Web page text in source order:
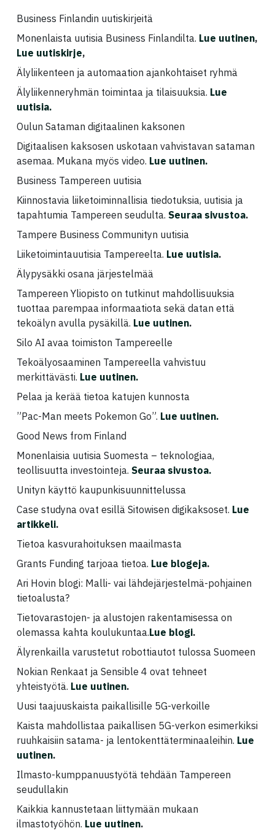
Business Finlandin uutiskirjeitä
Monenlaista uutisia Business Finlandilta. Lue uutinen,
Lue uutiskirje,
Älyliikenteen ja automaation ajankohtaiset ryhmä
Älyliikenneryhmän toimintaa ja tilaisuuksia. Lue
uutisia.
Oulun Sataman digitaalinen kaksonen
Digitaalisen kaksosen uskotaan vahvistavan sataman
asemaa. Mukana myös video. Lue uutinen.
Business Tampereen uutisia
Kiinnostavia liiketoiminnallisia tiedotuksia, uutisia ja
tapahtumia Tampereen seudulta. Seuraa sivustoa.
Tampere Business Communityn uutisia
Liiketoimintauutisia Tampereelta. Lue uutisia.
Älypysäkki osana järjestelmää
Tampereen Yliopisto on tutkinut mahdollisuuksia
tuottaa parempaa informaatiota sekä datan että
tekoälyn avulla pysäkillä. Lue uutinen.
Silo AI avaa toimiston Tampereelle
Tekoälyosaaminen Tampereella vahvistuu
merkittävästi. Lue uutinen.
Pelaa ja kerää tietoa katujen kunnosta
”Pac-Man meets Pokemon Go”. Lue uutinen.
Good News from Finland
Monenlaisia uutisia Suomesta – teknologiaa,
teollisuutta investointeja. Seuraa sivustoa.
Unityn käyttö kaupunkisuunnittelussa
Case studyna ovat esillä Sitowisen digikaksoset. Lue
artikkeli.
Tietoa kasvurahoituksen maailmasta
Grants Funding tarjoaa tietoa. Lue blogeja.
Ari Hovin blogi: Malli- vai lähdejärjestelmä-pohjainen
tietoalusta?
Tietovarastojen- ja alustojen rakentamisessa on
olemassa kahta koulukuntaa.Lue blogi.
Älyrenkailla varustetut robottiautot tulossa Suomeen
Nokian Renkaat ja Sensible 4 ovat tehneet
yhteistyötä. Lue uutinen.
Uusi taajuuskaista paikallisille 5G-verkoille
Kaista mahdollistaa paikallisen 5G-verkon esimerkiksi
ruuhkaisiin satama- ja lentokenttäterminaaleihin. Lue
uutinen.
Ilmasto-kumppanuustyötä tehdään Tampereen
seudullakin
Kaikkia kannustetaan liittymään mukaan
ilmastotyöhön. Lue uutinen.